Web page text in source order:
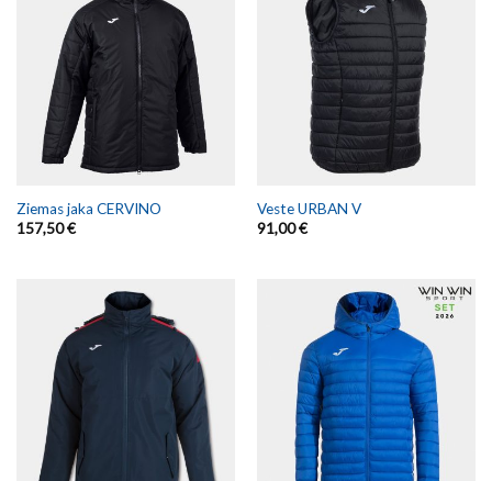
Ziemas jaka CERVINO
157,50€
Veste URBAN V
91,00€